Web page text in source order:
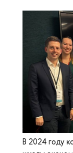
В 2024 году